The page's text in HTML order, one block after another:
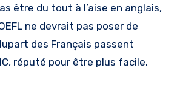
être du tout à l’aise en anglais,
ne devrait pas poser de
des Français passent
réputé pour être plus facile.